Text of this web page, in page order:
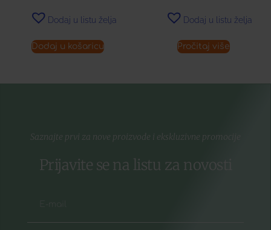
Dodaj u listu želja
Dodaj u košaricu
Dodaj u listu želja
Pročitaj više
Saznajte prvi za nove proizvode i ekskluzivne promocije
Prijavite se na listu za novosti